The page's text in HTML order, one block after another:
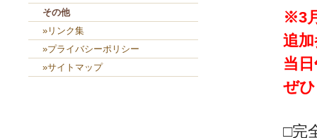
※3
追
当
ぜ
□完
その他
»リンク集
»プライバシーポリシー
»サイトマップ